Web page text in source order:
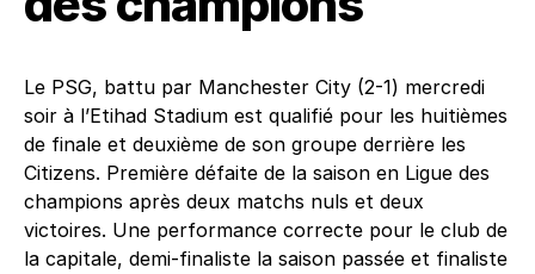
Le PSG, battu par Manchester City (2-1) mercredi
soir à l’Etihad Stadium est qualifié pour les huitièmes
de finale et deuxième de son groupe derrière les
Citizens. Première défaite de la saison en Ligue des
champions après deux matchs nuls et deux
victoires. Une performance correcte pour le club de
la capitale, demi-finaliste la saison passée et finaliste